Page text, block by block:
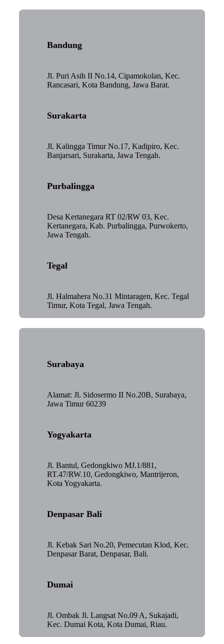
Bandung
Jl. Puri Asih II No.14, Cipamokolan, Kec.
Rancasari, Kota Bandung, Jawa Barat.
Surakarta
Jl. Kalingga Timur No.17, Kadipiro, Kec.
Banjarsari, Surakarta, Jawa Tengah.
Purbalingga
Desa Kertanegara RT 02/RW 03, Kec.
Kertanegara, Kab. Purbalingga, Purwokerto,
Jawa Tengah.
Tegal
Jl. Halmahera No.31 Mintaragen, Kec. Tegal
Timur, Kota Tegal, Jawa Tengah.
Surabaya
Alamat: Jl. Sidosermo II No.20B, Surabaya,
Jawa Timur 60239
Yogyakarta
Jl. Bantul, Gedongkiwo MJ.1/881,
RT.47/RW.10, Gedongkiwo, Mantrijeron,
Kota Yogyakarta.
Denpasar Bali
Jl. Kebak Sari No.20, Pemecutan Klod, Kec.
Denpasar Barat, Denpasar, Bali.
Dumai
Jl. Ombak Jl. Langsat No.09 A, Sukajadi,
Kec. Dumai Kota, Kota Dumai, Riau.